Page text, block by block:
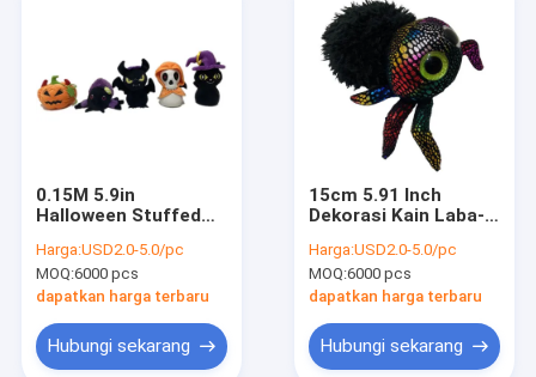
0.15M 5.9in
Halloween Stuffed
Jumping Spider
Stuffed Animal OEM
Harga:USD2.0-5.0/pc
MOQ:6000 pcs
dapatkan harga terbaru
Hubungi sekarang
15cm 5.91 Inch
Dekorasi Kain Laba-
Halloween Dengan
Magnet
Harga:USD2.0-5.0/pc
MOQ:6000 pcs
dapatkan harga terbaru
Hubungi sekarang